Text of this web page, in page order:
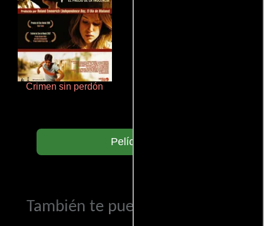
Crimen sin perdón
Películas
También te puede interesar...